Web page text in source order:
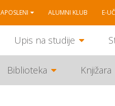
ALUMNI KLUB E-
Upis na studije
Biblioteka Knjižara